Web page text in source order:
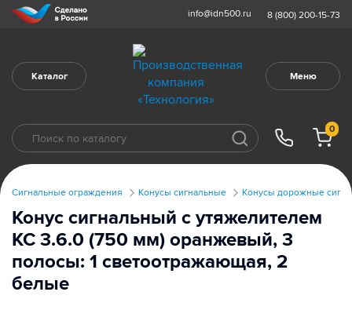
info@idn500.ru 8 (800) 200-15-73
Каталог Меню
0
Сигнальные ограждения Конусы сигнальные Конусы дорожные
Конус сигнальный с утяжелителем
КС 3.6.0 (750 мм) оранжевый, 3
полосы: 1 светоотражающая, 2
белые